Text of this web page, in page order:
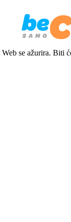
Web se ažurira. Biti